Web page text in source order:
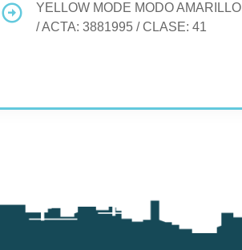
YELLOW MODE MODO AMARILLO
/ ACTA: 3881995 / CLASE: 41